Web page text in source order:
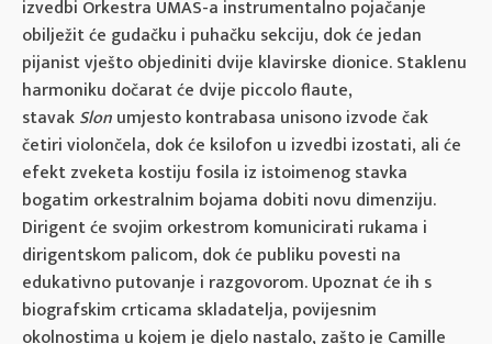
izvedbi Orkestra UMAS-a instrumentalno pojačanje
obilježit će gudačku i puhačku sekciju, dok će jedan
pijanist vješto objediniti dvije klavirske dionice. Staklenu
harmoniku dočarat će dvije piccolo flaute,
stavakSlonumjesto kontrabasa unisono izvode čak
četiri violončela, dok će ksilofon u izvedbi izostati, ali će
efekt zveketa kostiju fosila iz istoimenog stavka
bogatim orkestralnim bojama dobiti novu dimenziju.
Dirigent će svojim orkestrom komunicirati rukama i
dirigentskom palicom, dok će publiku povesti na
edukativno putovanje i razgovorom. Upoznat će ih s
biografskim crticama skladatelja, povijesnim